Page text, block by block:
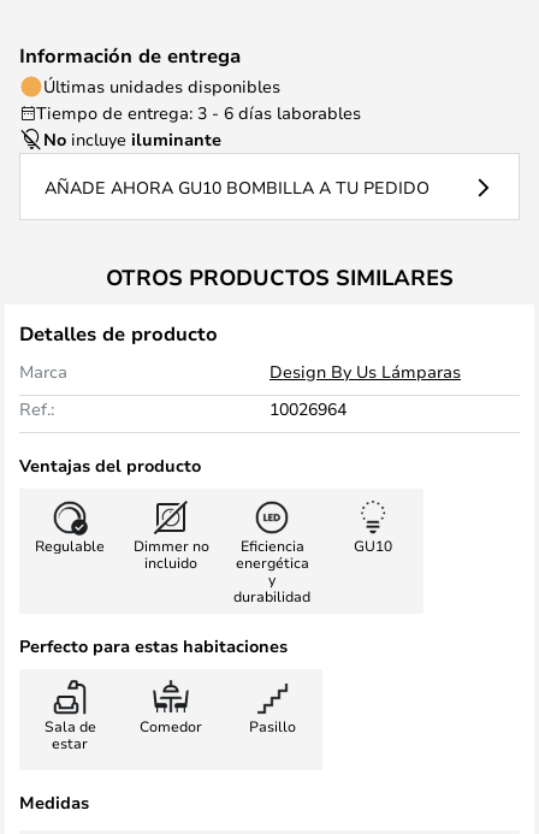
Información de entrega
Últimas unidades disponibles
Tiempo de entrega: 3 - 6 días laborables
No incluye iluminante
AÑADE AHORA GU10 BOMBILLA A TU PEDIDO
OTROS PRODUCTOS SIMILARES
Detalles de producto
Marca
Design By Us Lámparas
Ref.:
10026964
Ventajas del producto
Regulable
Dimmer no
incluido
Eficiencia
energética
y
durabilidad
GU10
Perfecto para estas habitaciones
Sala de
estar
Comedor Pasillo
Medidas